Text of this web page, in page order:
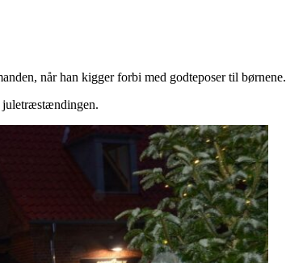
når han kigger forbi med godteposer til børnene.